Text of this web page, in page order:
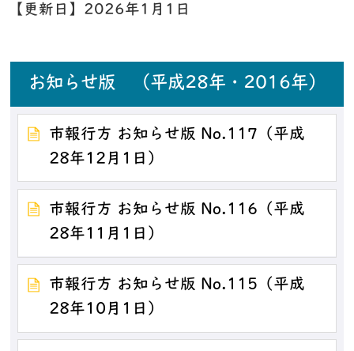
【更新日】 2026年1月1日
お知らせ版 （平成28年・2016年）
市報行方 お知らせ版 No.117（平成
28年12月1日）
市報行方 お知らせ版 No.116（平成
28年11月1日）
市報行方 お知らせ版 No.115（平成
28年10月1日）